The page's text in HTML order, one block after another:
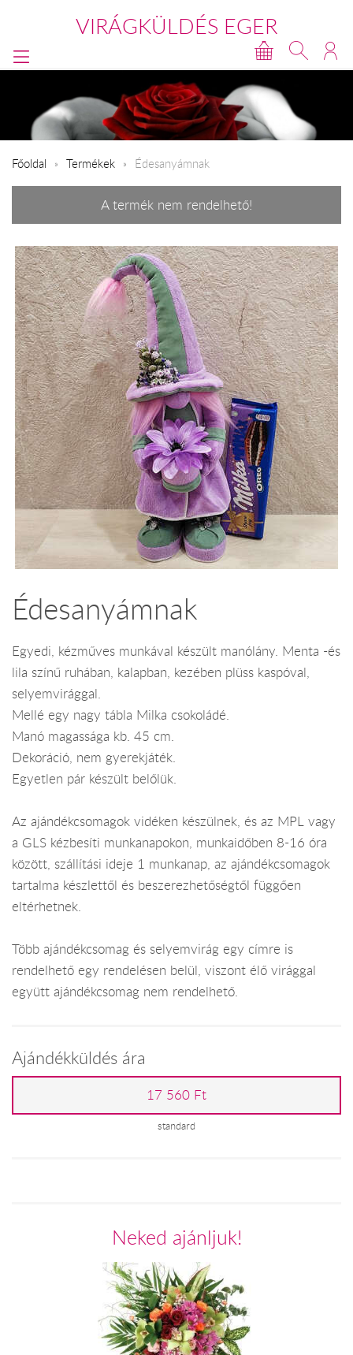
VIRÁGKÜLDÉS EGER
Főoldal Termékek Édesanyámnak
A termék nem rendelhető!
Édesanyámnak
Egyedi, kézműves munkával készült manólány. Menta -és
lila színű ruhában, kalapban, kezében plüss kaspóval,
selyemvirággal.
Mellé egy nagy tábla Milka csokoládé.
Manó magassága kb. 45 cm.
Dekoráció, nem gyerekjáték.
Egyetlen pár készült belőlük.
Az ajándékcsomagok vidéken készülnek, és az MPL vagy
a GLS kézbesíti munkanapokon, munkaidőben 8-16 óra
között, szállítási ideje 1 munkanap, az ajándékcsomagok
tartalma készlettől és beszerezhetőségtől függően
eltérhetnek.
Több ajándékcsomag és selyemvirág egy címre is
rendelhető egy rendelésen belül, viszont élő virággal
együtt ajándékcsomag nem rendelhető.
Ajándékküldés ára
17 560 Ft
standard
Neked ajánljuk!